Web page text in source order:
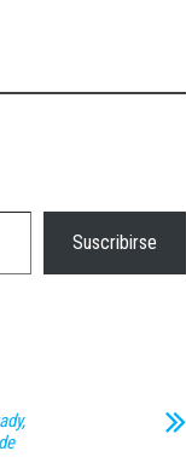
Suscribirse